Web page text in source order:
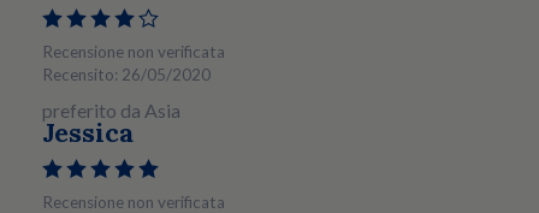
Recensione non verificata
Recensito: 26/05/2020
preferito da Asia
Jessica
Recensione non verificata